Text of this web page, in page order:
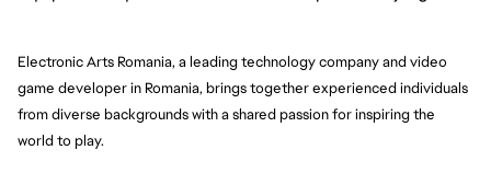
Electronic Arts Romania, a leading technology company and video
game developer in Romania, brings together experienced individuals
from diverse backgrounds with a shared passion for inspiring the
world to play.